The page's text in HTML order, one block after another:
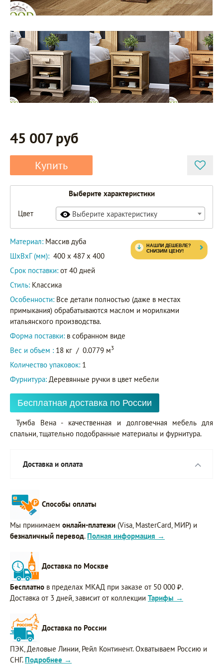
45 007 руб
Купить
Выберите характеристики
Цвет Выберите характеристику
Материал: Массив дуба
ШxВxГ (мм): 400 x 487 x 400
Срок поставки: от 40 дней
Стиль: Классика
Особенности: Все детали полностью (даже в местах
примыкания) обрабатываются маслом и морилками
итальянского производства.
Форма поставки: в собранном виде
Вес и объем : 18 кг / 0.0779 м3
Количество упаковок: 1
Фурнитура: Деревянные ручки в цвет мебели
Бесплатная доставка по России
Тумба Вена - качественная и долговечная мебель для
спальни, тщательно подобранные материалы и фурнитура.
Доставка и оплата
Способы оплаты
Мы принимаем онлайн-платежи (Visa, MasterCard, МИР) и
безналичный перевод. Полная информация →
Доставка по Москве
Бесплатно в пределах МКАД при заказе от 50 000 ₽.
Доставка от 3 дней, зависит от коллекции Тарифы →
Доставка по России
ПЭК, Деловые Линии, Рейл Континент. Охватываем Россию и
СНГ. Подробнее →